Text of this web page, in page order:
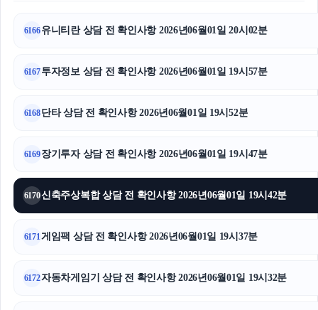
6166유니티란 상담 전 확인사항 2026년06월01일 20시02분
6167투자정보 상담 전 확인사항 2026년06월01일 19시57분
6168단타 상담 전 확인사항 2026년06월01일 19시52분
6169장기투자 상담 전 확인사항 2026년06월01일 19시47분
6170신축주상복합 상담 전 확인사항 2026년06월01일 19시42분
6171 게임팩 상담 전 확인사항 2026년06월01일 19시37분
6172자동차게임기 상담 전 확인사항 2026년06월01일 19시32분